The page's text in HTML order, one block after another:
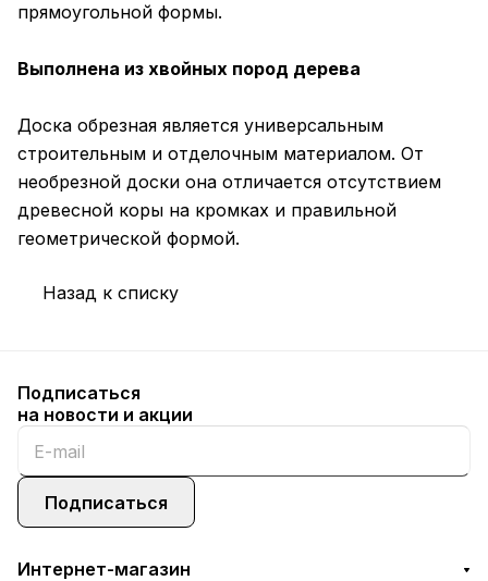
прямоугольной формы.
Выполнена из хвойных пород дерева
Доска обрезная является универсальным
строительным и отделочным материалом. От
необрезной доски она отличается отсутствием
древесной коры на кромках и правильной
геометрической формой.
Назад к списку
Подписаться
на новости и акции
Подписаться
Интернет-магазин